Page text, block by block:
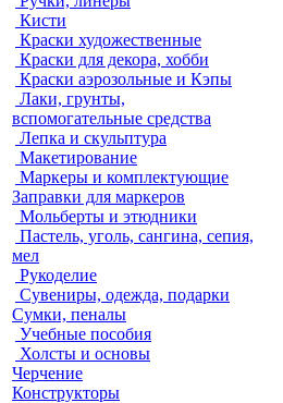
Кисти
Краски художественные
Краски для декора, хобби
Краски аэрозольные и Кэпы
Лаки, грунты,
вспомогательные средства
Лепка и скульптура
Макетирование
Маркеры и комплектующие
Заправки для маркеров
Мольберты и этюдники
Пастель, уголь, сангина, сепия,
мел
Рукоделие
Сувениры, одежда, подарки
Сумки, пеналы
Учебные пособия
Холсты и основы
Черчение
Конструкторы